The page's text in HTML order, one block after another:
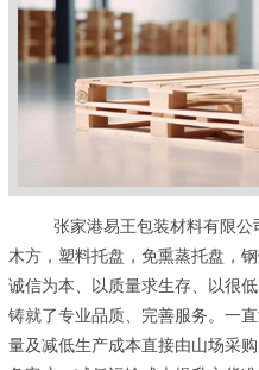
张家港易王包装材料有限公
木方，塑料托盘，免熏蒸托盘，
诚信为本、以质量求生存、以很
铸就了专业品质、完善服务。一
量及减低生产成本直接由山场采